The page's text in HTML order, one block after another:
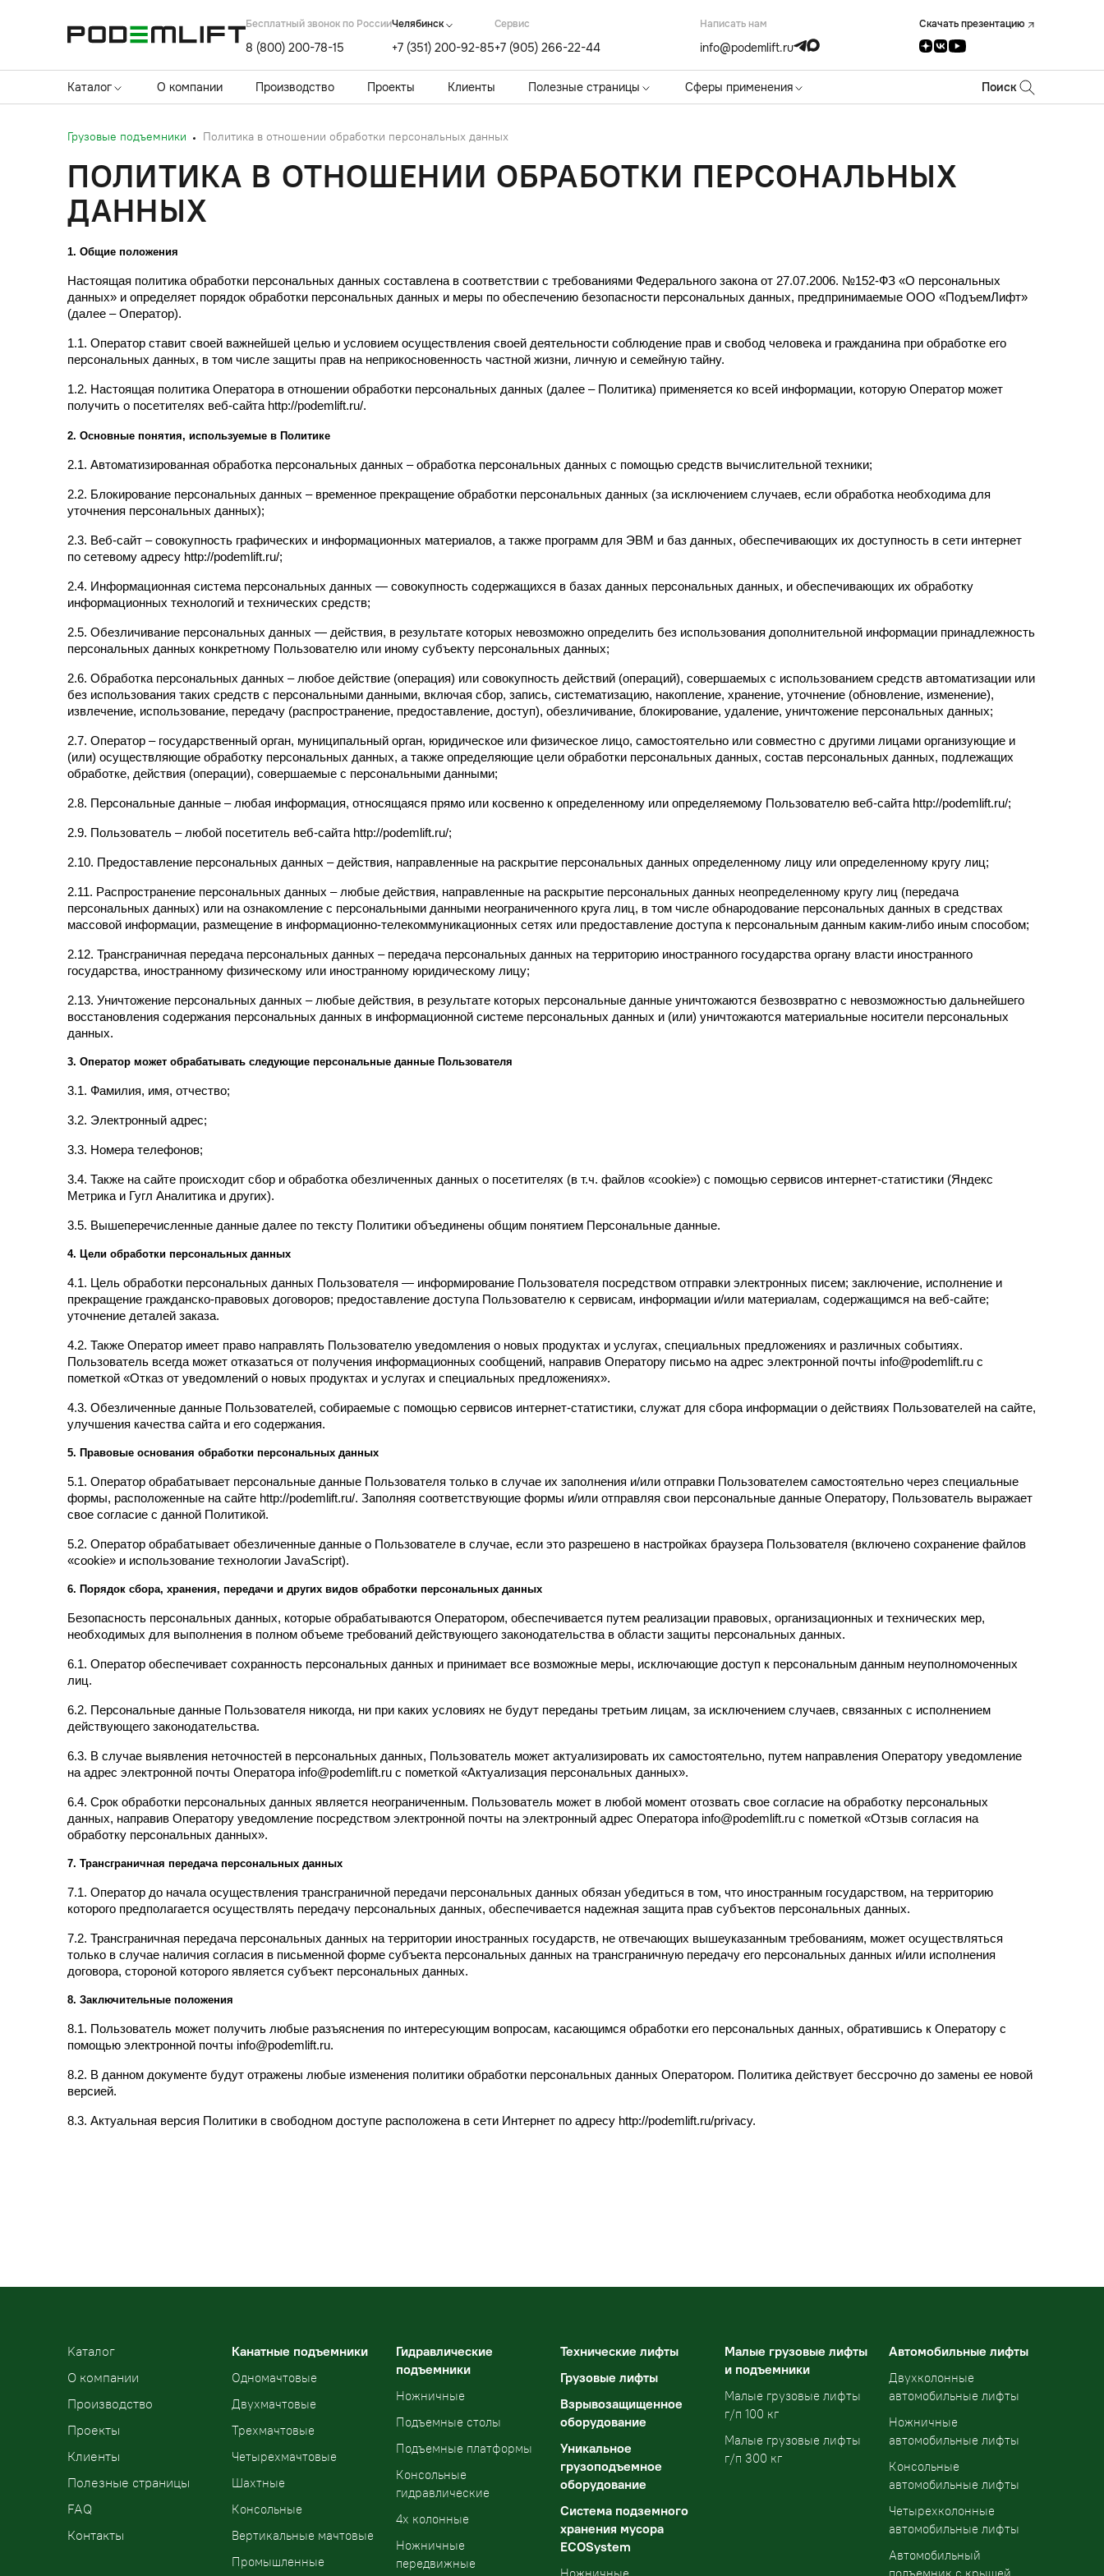
Бесплатный звонок по России
8 (800) 200-78-15
Челябинск
+7 (351) 200-92-85
Cервис
+7 (905) 266-22-44
Написать нам
info@podemlift.ru
Скачать презентацию
Каталог О компании Производство Проекты Клиенты Полезные страницы Сферы применения Поиск
Грузовые подъемники Политика в отношении обработки персональных данных
ПОЛИТИКА В ОТНОШЕНИИ ОБРАБОТКИ ПЕРСОНАЛЬНЫХ
ДАННЫХ
1. Общие положения
Настоящая политика обработки персональных данных составлена в соответствии с требованиями Федерального закона от 27.07.2006. №152-ФЗ «О персональных
данных» и определяет порядок обработки персональных данных и меры по обеспечению безопасности персональных данных, предпринимаемые ООО «ПодъемЛифт»
(далее – Оператор).
1.1. Оператор ставит своей важнейшей целью и условием осуществления своей деятельности соблюдение прав и свобод человека и гражданина при обработке его
персональных данных, в том числе защиты прав на неприкосновенность частной жизни, личную и семейную тайну.
1.2. Настоящая политика Оператора в отношении обработки персональных данных (далее – Политика) применяется ко всей информации, которую Оператор может
получить о посетителях веб-сайта http://podemlift.ru/.
2. Основные понятия, используемые в Политике
2.1. Автоматизированная обработка персональных данных – обработка персональных данных с помощью средств вычислительной техники;
2.2. Блокирование персональных данных – временное прекращение обработки персональных данных (за исключением случаев, если обработка необходима для
уточнения персональных данных);
2.3. Веб-сайт – совокупность графических и информационных материалов, а также программ для ЭВМ и баз данных, обеспечивающих их доступность в сети интернет
по сетевому адресу http://podemlift.ru/;
2.4. Информационная система персональных данных — совокупность содержащихся в базах данных персональных данных, и обеспечивающих их обработку
информационных технологий и технических средств;
2.5. Обезличивание персональных данных — действия, в результате которых невозможно определить без использования дополнительной информации принадлежность
персональных данных конкретному Пользователю или иному субъекту персональных данных;
2.6. Обработка персональных данных – любое действие (операция) или совокупность действий (операций), совершаемых с использованием средств автоматизации или
без использования таких средств с персональными данными, включая сбор, запись, систематизацию, накопление, хранение, уточнение (обновление, изменение),
извлечение, использование, передачу (распространение, предоставление, доступ), обезличивание, блокирование, удаление, уничтожение персональных данных;
2.7. Оператор – государственный орган, муниципальный орган, юридическое или физическое лицо, самостоятельно или совместно с другими лицами организующие и
(или) осуществляющие обработку персональных данных, а также определяющие цели обработки персональных данных, состав персональных данных, подлежащих
обработке, действия (операции), совершаемые с персональными данными;
2.8. Персональные данные – любая информация, относящаяся прямо или косвенно к определенному или определяемому Пользователю веб-сайта http://podemlift.ru/;
2.9. Пользователь – любой посетитель веб-сайта http://podemlift.ru/;
2.10. Предоставление персональных данных – действия, направленные на раскрытие персональных данных определенному лицу или определенному кругу лиц;
2.11. Распространение персональных данных – любые действия, направленные на раскрытие персональных данных неопределенному кругу лиц (передача
персональных данных) или на ознакомление с персональными данными неограниченного круга лиц, в том числе обнародование персональных данных в средствах
массовой информации, размещение в информационно-телекоммуникационных сетях или предоставление доступа к персональным данным каким-либо иным способом;
2.12. Трансграничная передача персональных данных – передача персональных данных на территорию иностранного государства органу власти иностранного
государства, иностранному физическому или иностранному юридическому лицу;
2.13. Уничтожение персональных данных – любые действия, в результате которых персональные данные уничтожаются безвозвратно с невозможностью дальнейшего
восстановления содержания персональных данных в информационной системе персональных данных и (или) уничтожаются материальные носители персональных
данных.
3. Оператор может обрабатывать следующие персональные данные Пользователя
3.1. Фамилия, имя, отчество;
3.2. Электронный адрес;
3.3. Номера телефонов;
3.4. Также на сайте происходит сбор и обработка обезличенных данных о посетителях (в т.ч. файлов «cookie») с помощью сервисов интернет-статистики (Яндекс
Метрика и Гугл Аналитика и других).
3.5. Вышеперечисленные данные далее по тексту Политики объединены общим понятием Персональные данные.
4. Цели обработки персональных данных
4.1. Цель обработки персональных данных Пользователя — информирование Пользователя посредством отправки электронных писем; заключение, исполнение и
прекращение гражданско-правовых договоров; предоставление доступа Пользователю к сервисам, информации и/или материалам, содержащимся на веб-сайте;
уточнение деталей заказа.
4.2. Также Оператор имеет право направлять Пользователю уведомления о новых продуктах и услугах, специальных предложениях и различных событиях.
Пользователь всегда может отказаться от получения информационных сообщений, направив Оператору письмо на адрес электронной почты info@podemlift.ru с
пометкой «Отказ от уведомлений о новых продуктах и услугах и специальных предложениях».
4.3. Обезличенные данные Пользователей, собираемые с помощью сервисов интернет-статистики, служат для сбора информации о действиях Пользователей на сайте,
улучшения качества сайта и его содержания.
5. Правовые основания обработки персональных данных
5.1. Оператор обрабатывает персональные данные Пользователя только в случае их заполнения и/или отправки Пользователем самостоятельно через специальные
формы, расположенные на сайте http://podemlift.ru/. Заполняя соответствующие формы и/или отправляя свои персональные данные Оператору, Пользователь выражает
свое согласие с данной Политикой.
5.2. Оператор обрабатывает обезличенные данные о Пользователе в случае, если это разрешено в настройках браузера Пользователя (включено сохранение файлов
«cookie» и использование технологии JavaScript).
6. Порядок сбора, хранения, передачи и других видов обработки персональных данных
Безопасность персональных данных, которые обрабатываются Оператором, обеспечивается путем реализации правовых, организационных и технических мер,
необходимых для выполнения в полном объеме требований действующего законодательства в области защиты персональных данных.
6.1. Оператор обеспечивает сохранность персональных данных и принимает все возможные меры, исключающие доступ к персональным данным неуполномоченных
лиц.
6.2. Персональные данные Пользователя никогда, ни при каких условиях не будут переданы третьим лицам, за исключением случаев, связанных с исполнением
действующего законодательства.
6.3. В случае выявления неточностей в персональных данных, Пользователь может актуализировать их самостоятельно, путем направления Оператору уведомление
на адрес электронной почты Оператора info@podemlift.ru с пометкой «Актуализация персональных данных».
6.4. Срок обработки персональных данных является неограниченным. Пользователь может в любой момент отозвать свое согласие на обработку персональных
данных, направив Оператору уведомление посредством электронной почты на электронный адрес Оператора info@podemlift.ru с пометкой «Отзыв согласия на
обработку персональных данных».
7. Трансграничная передача персональных данных
7.1. Оператор до начала осуществления трансграничной передачи персональных данных обязан убедиться в том, что иностранным государством, на территорию
которого предполагается осуществлять передачу персональных данных, обеспечивается надежная защита прав субъектов персональных данных.
7.2. Трансграничная передача персональных данных на территории иностранных государств, не отвечающих вышеуказанным требованиям, может осуществляться
только в случае наличия согласия в письменной форме субъекта персональных данных на трансграничную передачу его персональных данных и/или исполнения
договора, стороной которого является субъект персональных данных.
8. Заключительные положения
8.1. Пользователь может получить любые разъяснения по интересующим вопросам, касающимся обработки его персональных данных, обратившись к Оператору с
помощью электронной почты info@podemlift.ru.
8.2. В данном документе будут отражены любые изменения политики обработки персональных данных Оператором. Политика действует бессрочно до замены ее новой
версией.
8.3. Актуальная версия Политики в свободном доступе расположена в сети Интернет по адресу http://podemlift.ru/privacy.
Kаталог
О компании
Производство
Проекты
Клиенты
Полезные страницы
FAQ
Контакты
Канатные подъемники
Одномачтовые
Двухмачтовые
Трехмачтовые
Четырехмачтовые
Шахтные
Консольные
Вертикальные мачтовые
Промышленные
Гидравлические
подъемники
Ножничные
Подъемные столы
Подъемные платформы
Консольные
гидравлические
4х колонные
Ножничные
передвижные
Технические лифты
Грузовые лифты
Взрывозащищенное
оборудование
Уникальное
грузоподъемное
оборудование
Система подземного
хранения мусора
ECOSystem
Малые грузовые лифты
и подъемники
Малые грузовые лифты
г/п 100 кг
Малые грузовые лифты
г/п 300 кг
Автомобильные лифты
Двухколонные
автомобильные лифты
Ножничные
автомобильные лифты
Консольные
автомобильные лифты
Четырехколонные
автомобильные лифты
Автомобильный